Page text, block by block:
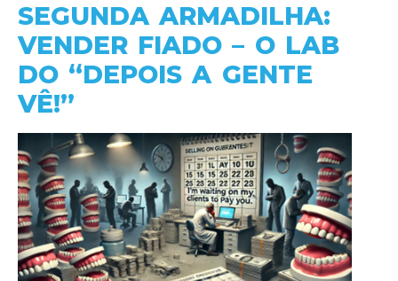
SEGUNDA ARMADILHA:
VENDER FIADO – O LAB
DO “DEPOIS A GENTE
VÊ!”